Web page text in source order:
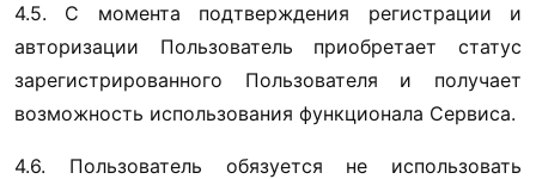
4.5. С момента подтверждения регистрации и
авторизации Пользователь приобретает статус
зарегистрированного Пользователя и получает
возможность использования функционала Сервиса.
4.6. Пользователь обязуется не использовать